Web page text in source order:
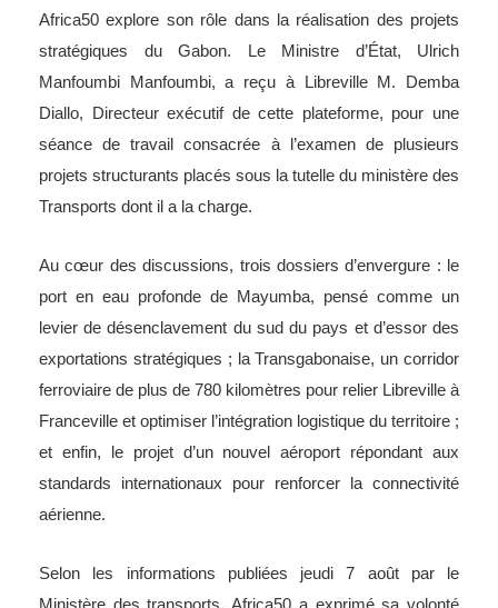
Africa50 explore son rôle dans la réalisation des projets
stratégiques du Gabon. Le Ministre d’État, Ulrich
Manfoumbi Manfoumbi, a reçu à Libreville M. Demba
Diallo, Directeur exécutif de cette plateforme, pour une
séance de travail consacrée à l’examen de plusieurs
projets structurants placés sous la tutelle du ministère des
Transports dont il a la charge.
Au cœur des discussions, trois dossiers d’envergure : le
port en eau profonde de Mayumba, pensé comme un
levier de désenclavement du sud du pays et d’essor des
exportations stratégiques ; la Transgabonaise, un corridor
ferroviaire de plus de 780 kilomètres pour relier Libreville à
Franceville et optimiser l’intégration logistique du territoire ;
et enfin, le projet d’un nouvel aéroport répondant aux
standards internationaux pour renforcer la connectivité
aérienne.
Selon les informations publiées jeudi 7 août par le
Ministère des transports, Africa50 a exprimé sa volonté